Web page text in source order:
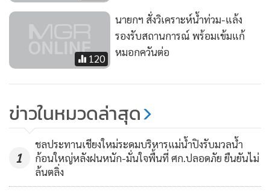
120
นายกฯ สั่งวิเคราะห์น้ำท่วม-แล้ง
รองรับสถานการณ์ พร้อมเข้มแก้
หมอกควันต่อ
ข่าวในหมวดล่าสุด
1
ชลประทานเชียงใหม่ระดมบริหารแม่น้ำปิงรับมวลน้ำ
ก้อนใหญ่หลังฝนหนัก-มั่นใจพื้นที่ ศก.ปลอดภัย ยืนยันไม่
ล้นตลิ่ง